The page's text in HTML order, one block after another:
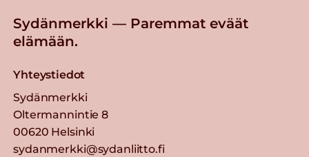
Sydänmerkki — Paremmat eväät
elämään.
Yhteystiedot
Sydänmerkki
Oltermannintie 8
00620 Helsinki
sydanmerkki@sydanliitto.fi